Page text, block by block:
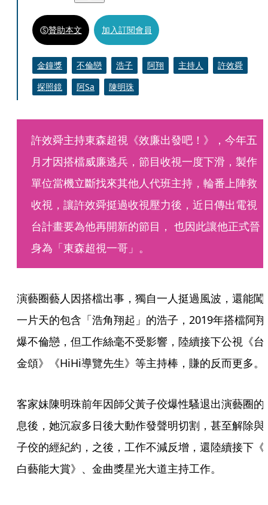
贊助本文 加入訂閱會員
金鐘獎 不倫戀 浩子 阿翔 主持人
許效舜
探照鏡
阿Sa 陳明珠
許效舜主持東森超視《效廉出發吧！》，今年五
月才因搭檔威廉逃兵，節目收視一度下滑，製作
單位當機立斷找來其他人代班主持，輪番上陣救
收視，讓許效舜挺過收視壓力後，近日傳出電視
台計畫要為他再開新的節目， 也因此讓他正式晉
身為「東森超視一哥」。
演藝圈藝人因搭檔出事，獨自一人挺過風波，還能闖
一片天的包含「浩角翔起」的浩子，2019年搭檔阿翔
爆不倫戀，但工作絲毫不受影響，陸續接下公視《台
金頌》《HiHi導覽先生》等主持棒，賺的反而更多。
客家妹陳明珠前年因師父黃子佼爆性騷退出演藝圈的
息後，她沉寂多日後大動作發聲明切割，甚至解除與
子佼的經紀約，之後，工作不減反增，還陸續接下《
白藝能大賞》、金曲獎星光大道主持工作。